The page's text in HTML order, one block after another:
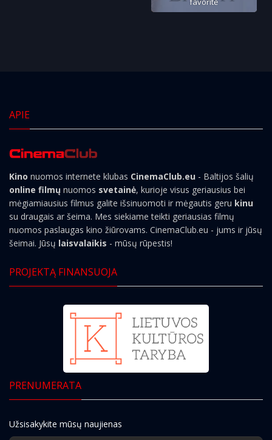
APIE
Kino nuomos internete klubas CinemaClub.eu - Baltijos šalių
online filmų nuomos svetainė, kurioje visus geriausius bei
mėgiamiausius filmus galite išsinuomoti ir mėgautis geru kinu
su draugais ar šeima. Mes siekiame teikti geriausias filmų
nuomos paslaugas kino žiūrovams. CinemaClub.eu - jums ir jūsų
šeimai. Jūsų laisvalaikis - mūsų rūpestis!
PROJEKTĄ FINANSUOJA
PRENUMERATA
Užsisakykite mūsų naujienas